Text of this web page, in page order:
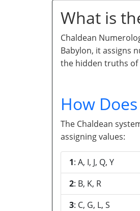
What is
Chaldean
Babylon, it assigns
the hidden truths of
How
The Chaldean
assigning values:
1: A, I, J, Q, Y
2: B, K, R
3: C, G, L, S